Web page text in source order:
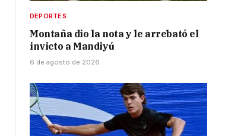
DEPORTES
Montaña dio la nota y le arrebató el
invicto a Mandiyú
6 de agosto de 2026